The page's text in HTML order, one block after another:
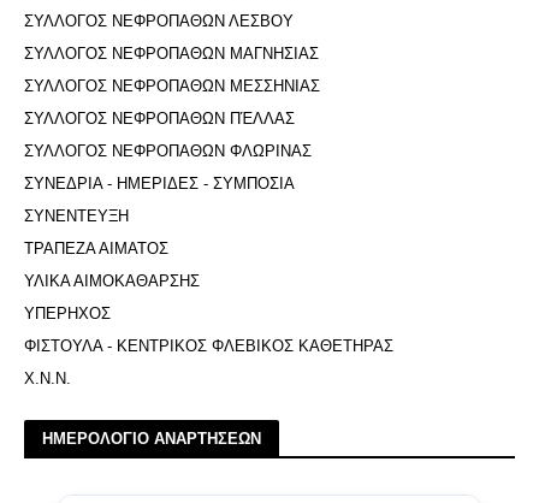
ΣΥΛΛΟΓΟΣ ΝΕΦΡΟΠΑΘΩΝ ΛΕΣΒΟΥ
ΣΥΛΛΟΓΟΣ ΝΕΦΡΟΠΑΘΩΝ ΜΑΓΝΗΣΙΑΣ
ΣΥΛΛΟΓΟΣ ΝΕΦΡΟΠΑΘΩΝ ΜΕΣΣΗΝΙΑΣ
ΣΥΛΛΟΓΟΣ ΝΕΦΡΟΠΑΘΩΝ ΠΈΛΛΑΣ
ΣΥΛΛΟΓΟΣ ΝΕΦΡΟΠΑΘΩΝ ΦΛΩΡΙΝΑΣ
ΣΥΝΕΔΡΙΑ - ΗΜΕΡΙΔΕΣ - ΣΥΜΠΟΣΙΑ
ΣΥΝΕΝΤΕΥΞΗ
ΤΡΑΠΕΖΑ ΑΙΜΑΤΟΣ
ΥΛΙΚΑ ΑΙΜΟΚΑΘΑΡΣΗΣ
ΥΠΕΡΗΧΟΣ
ΦΙΣΤΟΥΛΑ - ΚΕΝΤΡΙΚΟΣ ΦΛΕΒΙΚΟΣ ΚΑΘΕΤΗΡΑΣ
Χ.Ν.Ν.
ΗΜΕΡΟΛΟΓΙΟ ΑΝΑΡΤΗΣΕΩΝ